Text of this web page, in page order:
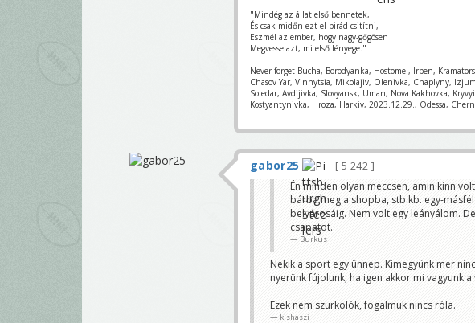
"Mindég az állat első bennetek,
És csak midőn ezt el birád csitítni,
Eszmél az ember, hogy nagy-gőgösen
Megvesse azt, mi első lényege."
Never forget Bucha, Borodyanka, Hostomel, Irpen,
Chasov Yar, Vinnytsia, Mikolajiv, Olenivka, Chaplyny,
Soledar, Avdijivka, Slovyansk, Uman, Nova Kakhovka,
Kostyantynivka, Hroza, Harkiv, 2023.12.29., Odessa,
gabor25
5 242
Én minden olyan meccsen, amin kinn
bárba meg a shopba, stb.kb. egy-
belvárosáig. Nem volt egy leányálom.
csapatot.
Burkus
Nekik a sport egy ünnep. Kimegyünk mer
nyerünk fújolunk, ha igen akkor mi vagyunk
Ezek nem szurkolók, fogalmuk nincs róla.
kishaszi